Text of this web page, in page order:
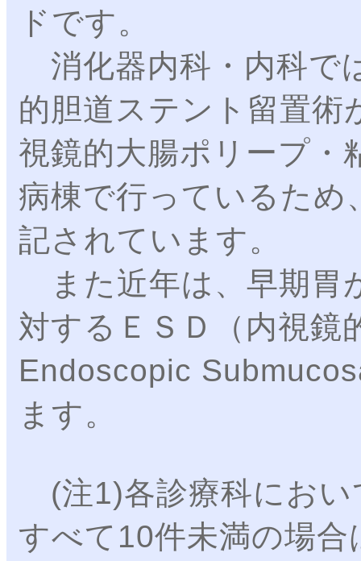
ドです。
消化器内科・内科で
的胆道ステント留置術
視鏡的大腸ポリープ・
病棟で行っているため
記されています。
また近年は、早期胃
対するＥＳＤ（内視鏡
Endoscopic
ます。
(注1)各診療科におい
すべて10件未満の場